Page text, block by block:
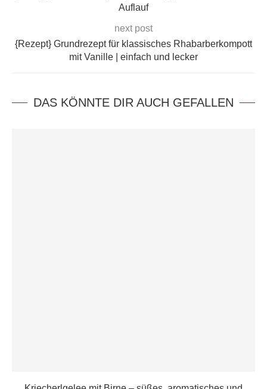
Auflauf
next post
{Rezept} Grundrezept für klassisches Rhabarberkompott
mit Vanille | einfach und lecker
DAS KÖNNTE DIR AUCH GEFALLEN